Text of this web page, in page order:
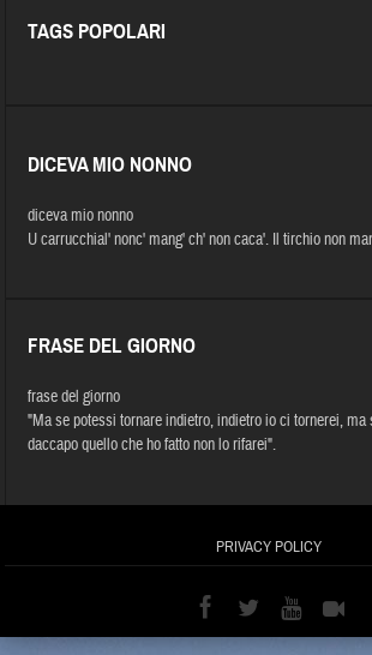
TAGS POPOLARI
DICEVA MIO NONNO
diceva mio nonno
U carrucchial' nonc' mang' ch' non caca'. Il tirchio non
FRASE DEL GIORNO
frase del giorno
"Ma se potessi tornare indietro, indietro io ci tornerei,
daccapo quello che ho fatto non lo rifarei".
PRIVACY POLICY